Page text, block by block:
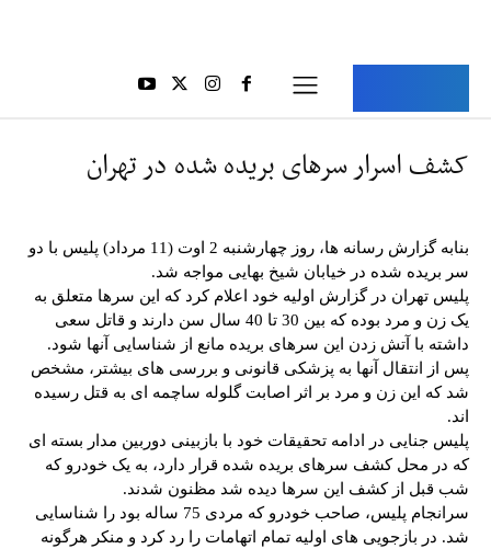
کشف اسرار سرهای بریده شده در تهران
بنابه گزارش رسانه ها، روز چهارشنبه 2 اوت (11 مرداد) پلیس با دو
سر بریده شده در خیابان شیخ بهایی مواجه شد.
پلیس تهران در گزارش اولیه خود اعلام کرد که این سرها متعلق به
یک زن و مرد بوده که بین 30 تا 40 سال سن دارند و قاتل سعی
داشته با آتش زدن این سرهای بریده مانع از شناسایی آنها شود.
پس از انتقال آنها به پزشکی قانونی و بررسی های بیشتر، مشخص
شد که این زن و مرد بر اثر اصابت گلوله ساچمه ای به قتل رسیده
اند.
پلیس جنایی در ادامه تحقیقات خود با بازبینی دوربین مدار بسته ای
که در محل کشف سرهای بریده شده قرار دارد، به یک خودرو که
شب قبل از کشف این سرها دیده شد مظنون شدند.
سرانجام پلیس، صاحب خودرو که مردی 75 ساله بود را شناسایی
شد. در بازجویی های اولیه تمام اتهامات را رد کرد و منکر هرگونه